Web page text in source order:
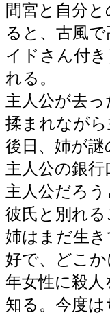
間宮と自分
ると、古風
イドさん付
れる。
主人公が去
揉まれなが
後日、姉が謎
主人公の銀
主人公だろ
彼氏と別れる
姉はまだ生
好で、どこ
年女性に殺
知る。今度